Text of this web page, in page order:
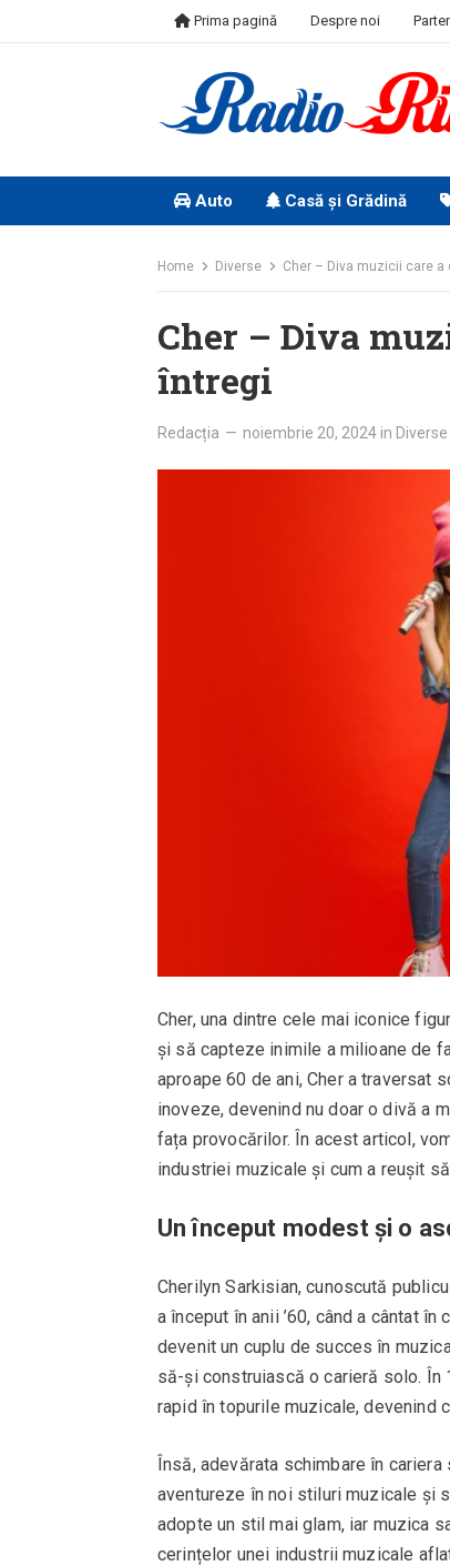
Prima pagină Despre noi
Auto Casă și Grădină
Home Diverse Cher – Diva muzicii care
Cher – Diva
întregi
Redacția — noiembrie 20, 2024 in Diverse
Cher, una dintre cele mai iconice
și să capteze inimile a milioane de
aproape 60 de ani, Cher a traversat
inoveze, devenind nu doar o divă a
fața provocărilor. În acest articol,
industriei muzicale și cum a reușit
Un început modest și o
Cherilyn Sarkisian, cunoscută
a început în anii ’60, când a cântat
devenit un cuplu de succes în
să-și construiască o carieră solo. În
rapid în topurile muzicale, devenind
Însă, adevărata schimbare în
aventureze în noi stiluri muzicale și
adopte un stil mai glam, iar muzica
cerințelor unei industrii muzicale